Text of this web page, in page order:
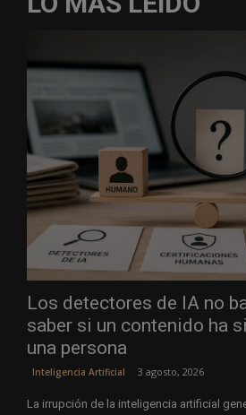
Los detectores de IA no
saber si un contenido ha
una persona
Inteligencia Artificial 3 agosto, 2026
La irrupción de la inteligencia artificial